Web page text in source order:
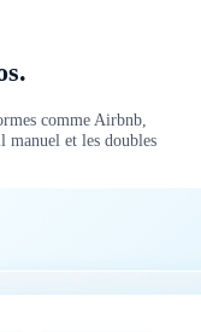
comme Airbnb,
et les doubles